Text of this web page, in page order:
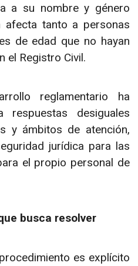
a su nombre y género
afecta tanto a personas
de edad que no hayan
el Registro Civil.
reglamentario ha
respuestas desiguales
y ámbitos de atención,
jurídica para las
el propio personal de
busca resolver
es explícito